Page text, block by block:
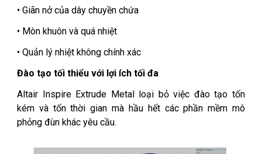
• Giãn nở của dây chuyền chứa
• Mòn khuôn và quá nhiệt
• Quản lý nhiệt không chính xác
Đào tạo tối thiểu với lợi ích tối đa
Altair Inspire Extrude Metal loại bỏ việc đào tạo tốn
kém và tốn thời gian mà hầu hết các phần mềm mô
phỏng đùn khác yêu cầu.